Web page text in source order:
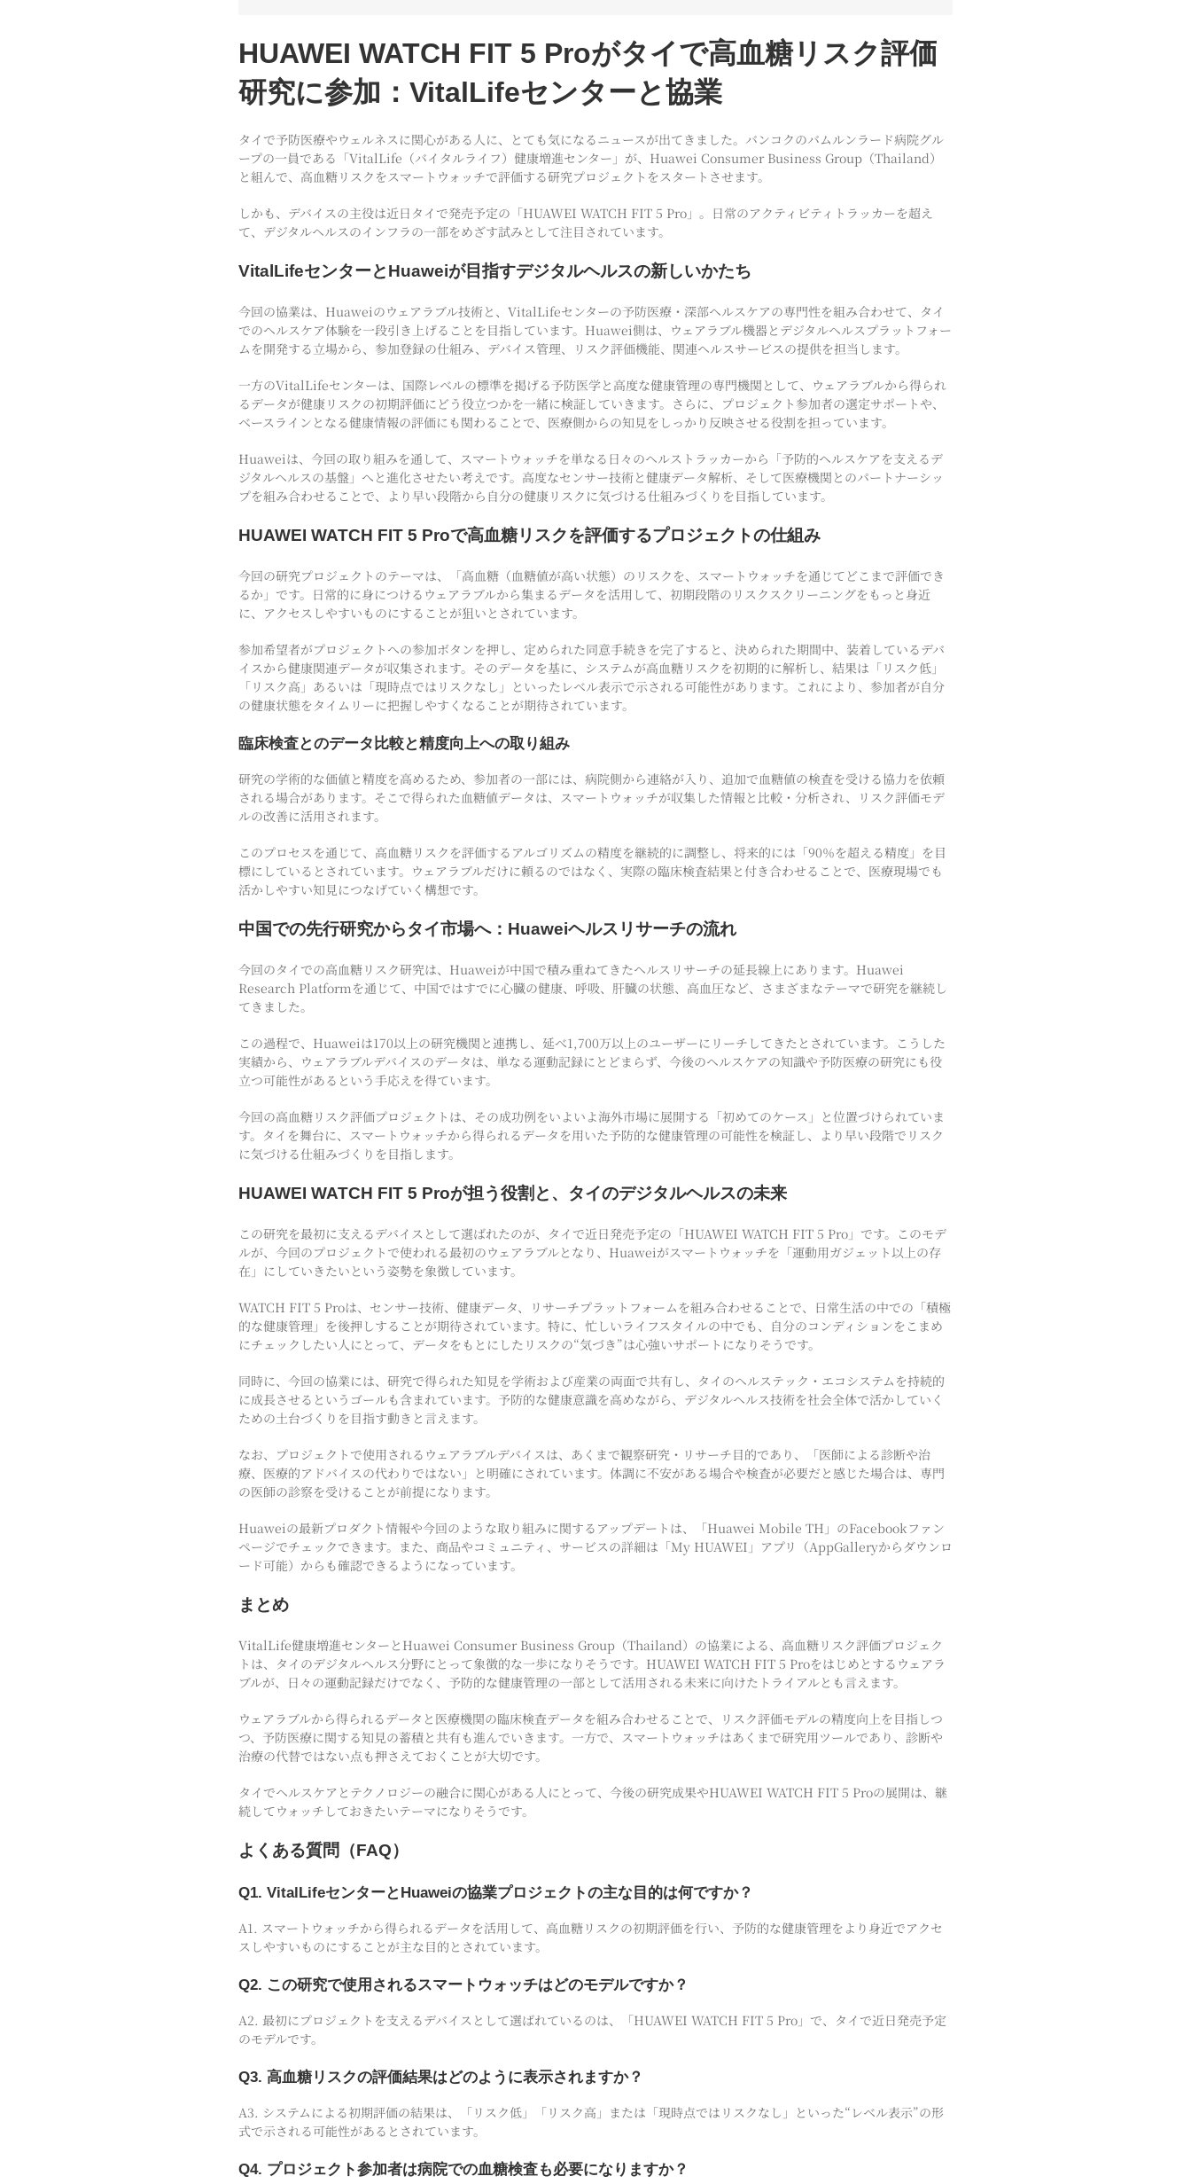
HUAWEI WATCH FIT 5 Proがタイで高血糖リスク評価
研究に参加：VitalLifeセンターと協業
タイで予防医療やウェルネスに関心がある人に、とても気になるニュースが出てきました。バンコクのバムルンラード病院グル
ープの一員である「VitalLife（バイタルライフ）健康増進センター」が、Huawei Consumer Business Group（Thailand）
と組んで、高血糖リスクをスマートウォッチで評価する研究プロジェクトをスタートさせます。
しかも、デバイスの主役は近日タイで発売予定の「HUAWEI WATCH FIT 5 Pro」。日常のアクティビティトラッカーを超え
て、デジタルヘルスのインフラの一部をめざす試みとして注目されています。
VitalLifeセンターとHuaweiが目指すデジタルヘルスの新しいかたち
今回の協業は、Huaweiのウェアラブル技術と、VitalLifeセンターの予防医療・深部ヘルスケアの専門性を組み合わせて、タイ
でのヘルスケア体験を一段引き上げることを目指しています。Huawei側は、ウェアラブル機器とデジタルヘルスプラットフォー
ムを開発する立場から、参加登録の仕組み、デバイス管理、リスク評価機能、関連ヘルスサービスの提供を担当します。
一方のVitalLifeセンターは、国際レベルの標準を掲げる予防医学と高度な健康管理の専門機関として、ウェアラブルから得られ
るデータが健康リスクの初期評価にどう役立つかを一緒に検証していきます。さらに、プロジェクト参加者の選定サポートや、
ベースラインとなる健康情報の評価にも関わることで、医療側からの知見をしっかり反映させる役割を担っています。
Huaweiは、今回の取り組みを通して、スマートウォッチを単なる日々のヘルストラッカーから「予防的ヘルスケアを支えるデ
ジタルヘルスの基盤」へと進化させたい考えです。高度なセンサー技術と健康データ解析、そして医療機関とのパートナーシッ
プを組み合わせることで、より早い段階から自分の健康リスクに気づける仕組みづくりを目指しています。
HUAWEI WATCH FIT 5 Proで高血糖リスクを評価するプロジェクトの仕組み
今回の研究プロジェクトのテーマは、「高血糖（血糖値が高い状態）のリスクを、スマートウォッチを通じてどこまで評価でき
るか」です。日常的に身につけるウェアラブルから集まるデータを活用して、初期段階のリスクスクリーニングをもっと身近
に、アクセスしやすいものにすることが狙いとされています。
参加希望者がプロジェクトへの参加ボタンを押し、定められた同意手続きを完了すると、決められた期間中、装着しているデバ
イスから健康関連データが収集されます。そのデータを基に、システムが高血糖リスクを初期的に解析し、結果は「リスク低」
「リスク高」あるいは「現時点ではリスクなし」といったレベル表示で示される可能性があります。これにより、参加者が自分
の健康状態をタイムリーに把握しやすくなることが期待されています。
臨床検査とのデータ比較と精度向上への取り組み
研究の学術的な価値と精度を高めるため、参加者の一部には、病院側から連絡が入り、追加で血糖値の検査を受ける協力を依頼
される場合があります。そこで得られた血糖値データは、スマートウォッチが収集した情報と比較・分析され、リスク評価モデ
ルの改善に活用されます。
このプロセスを通じて、高血糖リスクを評価するアルゴリズムの精度を継続的に調整し、将来的には「90％を超える精度」を目
標にしているとされています。ウェアラブルだけに頼るのではなく、実際の臨床検査結果と付き合わせることで、医療現場でも
活かしやすい知見につなげていく構想です。
中国での先行研究からタイ市場へ：Huaweiヘルスリサーチの流れ
今回のタイでの高血糖リスク研究は、Huaweiが中国で積み重ねてきたヘルスリサーチの延長線上にあります。Huawei
Research Platformを通じて、中国ではすでに心臓の健康、呼吸、肝臓の状態、高血圧など、さまざまなテーマで研究を継続し
てきました。
この過程で、Huaweiは170以上の研究機関と連携し、延べ1,700万以上のユーザーにリーチしてきたとされています。こうした
実績から、ウェアラブルデバイスのデータは、単なる運動記録にとどまらず、今後のヘルスケアの知識や予防医療の研究にも役
立つ可能性があるという手応えを得ています。
今回の高血糖リスク評価プロジェクトは、その成功例をいよいよ海外市場に展開する「初めてのケース」と位置づけられていま
す。タイを舞台に、スマートウォッチから得られるデータを用いた予防的な健康管理の可能性を検証し、より早い段階でリスク
に気づける仕組みづくりを目指します。
HUAWEI WATCH FIT 5 Proが担う役割と、タイのデジタルヘルスの未来
この研究を最初に支えるデバイスとして選ばれたのが、タイで近日発売予定の「HUAWEI WATCH FIT 5 Pro」です。このモデ
ルが、今回のプロジェクトで使われる最初のウェアラブルとなり、Huaweiがスマートウォッチを「運動用ガジェット以上の存
在」にしていきたいという姿勢を象徴しています。
WATCH FIT 5 Proは、センサー技術、健康データ、リサーチプラットフォームを組み合わせることで、日常生活の中での「積極
的な健康管理」を後押しすることが期待されています。特に、忙しいライフスタイルの中でも、自分のコンディションをこまめ
にチェックしたい人にとって、データをもとにしたリスクの“気づき”は心強いサポートになりそうです。
同時に、今回の協業には、研究で得られた知見を学術および産業の両面で共有し、タイのヘルステック・エコシステムを持続的
に成長させるというゴールも含まれています。予防的な健康意識を高めながら、デジタルヘルス技術を社会全体で活かしていく
ための土台づくりを目指す動きと言えます。
なお、プロジェクトで使用されるウェアラブルデバイスは、あくまで観察研究・リサーチ目的であり、「医師による診断や治
療、医療的アドバイスの代わりではない」と明確にされています。体調に不安がある場合や検査が必要だと感じた場合は、専門
の医師の診察を受けることが前提になります。
Huaweiの最新プロダクト情報や今回のような取り組みに関するアップデートは、「Huawei Mobile TH」のFacebookファン
ページでチェックできます。また、商品やコミュニティ、サービスの詳細は「My HUAWEI」アプリ（AppGalleryからダウンロ
ード可能）からも確認できるようになっています。
まとめ
VitalLife健康増進センターとHuawei Consumer Business Group（Thailand）の協業による、高血糖リスク評価プロジェク
トは、タイのデジタルヘルス分野にとって象徴的な一歩になりそうです。HUAWEI WATCH FIT 5 Proをはじめとするウェアラ
ブルが、日々の運動記録だけでなく、予防的な健康管理の一部として活用される未来に向けたトライアルとも言えます。
ウェアラブルから得られるデータと医療機関の臨床検査データを組み合わせることで、リスク評価モデルの精度向上を目指しつ
つ、予防医療に関する知見の蓄積と共有も進んでいきます。一方で、スマートウォッチはあくまで研究用ツールであり、診断や
治療の代替ではない点も押さえておくことが大切です。
タイでヘルスケアとテクノロジーの融合に関心がある人にとって、今後の研究成果やHUAWEI WATCH FIT 5 Proの展開は、継
続してウォッチしておきたいテーマになりそうです。
よくある質問（FAQ）
Q1. VitalLifeセンターとHuaweiの協業プロジェクトの主な目的は何ですか？
A1. スマートウォッチから得られるデータを活用して、高血糖リスクの初期評価を行い、予防的な健康管理をより身近でアクセ
スしやすいものにすることが主な目的とされています。
Q2. この研究で使用されるスマートウォッチはどのモデルですか？
A2. 最初にプロジェクトを支えるデバイスとして選ばれているのは、「HUAWEI WATCH FIT 5 Pro」で、タイで近日発売予定
のモデルです。
Q3. 高血糖リスクの評価結果はどのように表示されますか？
A3. システムによる初期評価の結果は、「リスク低」「リスク高」または「現時点ではリスクなし」といった“レベル表示”の形
式で示される可能性があるとされています。
Q4. プロジェクト参加者は病院での血糖検査も必要になりますか？